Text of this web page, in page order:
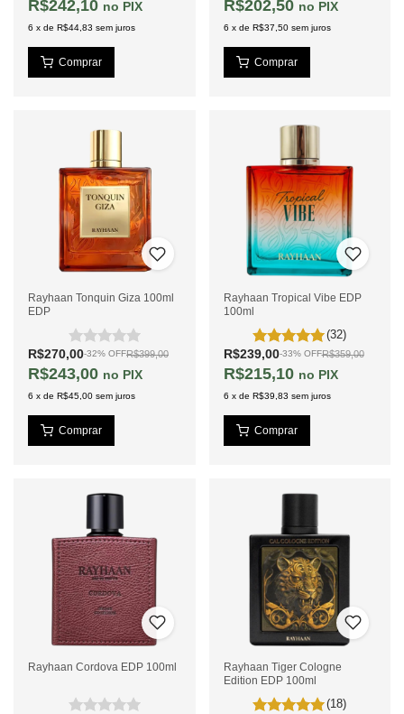
R$242,10 PIX
6 x de R$44,83 sem juros
R$202,50 PIX
6 x de R$37,50 sem juros
Rayhaan Tonquin Giza 100ml
EDP
R$270,00-32% OFFR$399,00
R$243,00 PIX
6 x de R$45,00 sem juros
Rayhaan Tropical Vibe EDP
100ml
(32)
R$239,00-33% OFFR$359,00
R$215,10 PIX
6 x de R$39,83 sem juros
Rayhaan Cordova EDP 100ml
Rayhaan Tiger Cologne
Edition EDP 100ml
(18)